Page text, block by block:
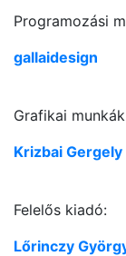
Programozási
gallaidesign
Grafikai
Krizbai Gergely
Felelős kiadó:
Lőrinczy